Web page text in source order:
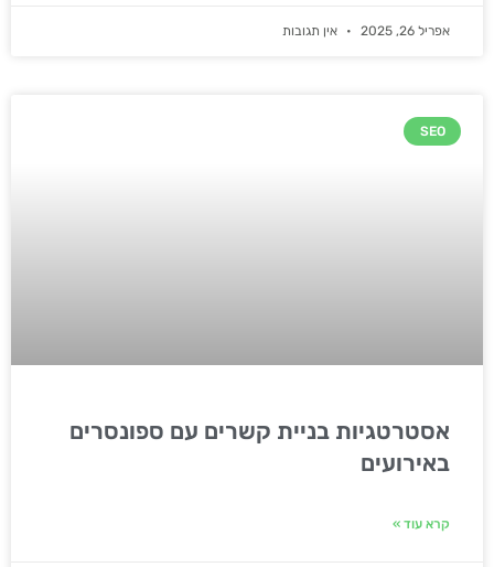
אפריל 26, 2025 אין תגובות
SEO
אסטרטגיות בניית קשרים עם ספונסרים
באירועים
קרא עוד »